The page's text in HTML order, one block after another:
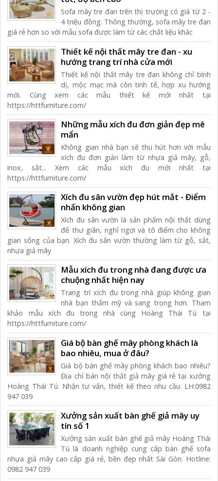
Sofa mây tre đan trên thị trường có giá từ 2 -
4 triệu đồng. Thông thường, sofa mây tre đan
giá rẻ hơn so với mẫu sofa được làm từ các chất liệu khác
Thiết kế nội thất mây tre đan - xu
hướng trang trí nhà cửa mới
Thiết kế nội thất mây tre đan không chỉ bình
dị, mộc mạc mà còn tinh tế, hợp xu hướng
mới. Cùng xem các mẫu thiết kế mới nhất tại
https://httfurniture.com/
Những mẫu xích đu đơn giản đẹp mê
mẩn
Không gian nhà bạn sẽ thu hút hơn với mẫu
xích đu đơn giản làm từ nhựa giả mây, gỗ,
inox, sắt... Xem các mẫu xích đu mới nhất tại
https://httfurniture.com/
Xích đu sân vườn đẹp hút mắt - Điểm
nhấn không gian
Xích đu sân vườn là sản phẩm nội thất dùng
để thư giãn, nghỉ ngơi và tô điểm cho không
gian sống của bạn. Xích đu sân vườn thường làm từ gỗ, sắt,
nhựa giả mây
Mẫu xích đu trong nhà đang được ưa
chuộng nhất hiện nay
Trang trí xích đu trong nhà giúp không gian
nhà bạn thẩm mỹ và sang trọng hơn. Tham
khảo mẫu xích đu trong nhà cùng Hoàng Thái Tú tại
https://httfurniture.com/
Giá bộ bàn ghế mây phòng khách là
bao nhiêu, mua ở đâu?
Giá bộ bàn ghế mây phòng khách bao nhiêu?
Địa chỉ bán nội thất giả mây giá rẻ tại xưởng
Hoàng Thái Tú. Nhận tư vấn, thiết kế theo nhu cầu. LH:0982
947 039
Xưởng sản xuất bàn ghế giả mây uy
tín số 1
Xưởng sản xuất bàn ghế giả mây Hoàng Thái
Tú là doanh nghiệp cung cấp bàn ghế sofa
nhựa giả mây cao cấp giá rẻ, bền đẹp nhất Sài Gòn. Hotline:
0982 947 039